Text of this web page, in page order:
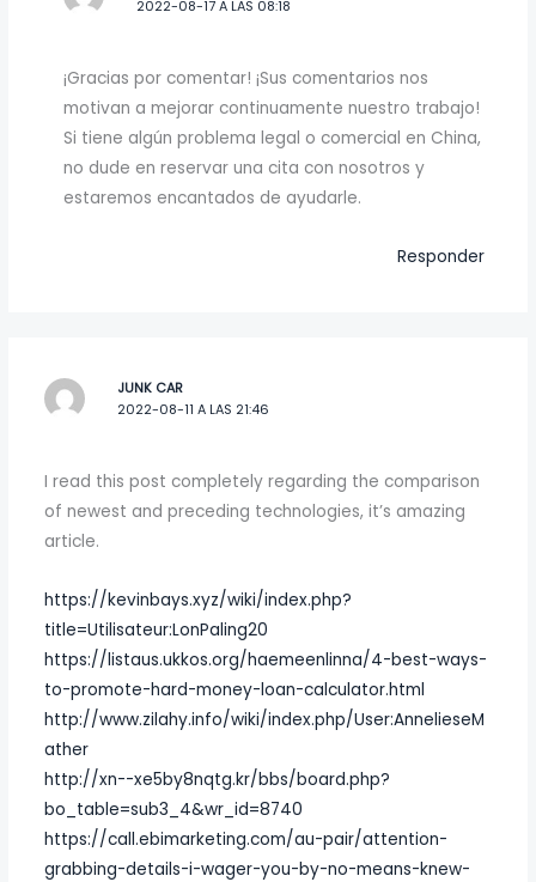
2022-08-17 A LAS 08:18
¡Gracias por comentar! ¡Sus comentarios nos
motivan a mejorar continuamente nuestro trabajo!
Si tiene algún problema legal o comercial en China,
no dude en reservar una cita con nosotros y
estaremos encantados de ayudarle.
Responder
JUNK CAR
2022-08-11 A LAS 21:46
I read this post completely regarding the comparison
of newest and preceding technologies, it’s amazing
article.
https://kevinbays.xyz/wiki/index.php?
title=Utilisateur:LonPaling20
https://listaus.ukkos.org/haemeenlinna/4-best-ways-
to-promote-hard-money-loan-calculator.html
http://www.zilahy.info/wiki/index.php/User:AnnelieseM
ather
http://xn--xe5by8nqtg.kr/bbs/board.php?
bo_table=sub3_4&wr_id=8740
https://call.ebimarketing.com/au-pair/attention-
grabbing-details-i-wager-you-by-no-means-knew-